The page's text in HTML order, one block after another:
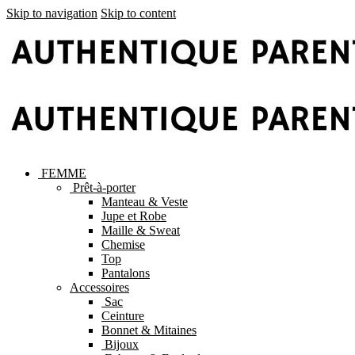
Skip to navigation Skip to content
FEMME
Prêt-à-porter
Manteau & Veste
Jupe et Robe
Maille & Sweat
Chemise
Top
Pantalons
Accessoires
Sac
Ceinture
Bonnet & Mitaines
Bijoux